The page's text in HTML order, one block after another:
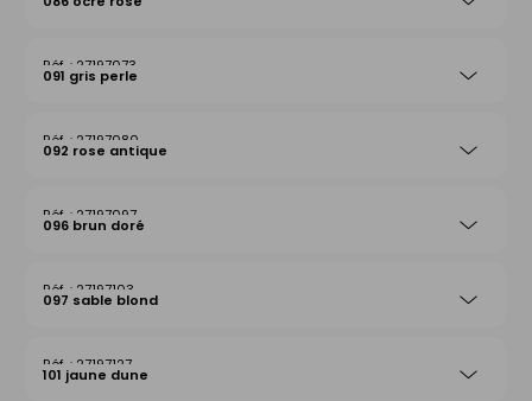
27197073
091 gris perle
27197080
092 rose antique
27197097
096 brun doré
27197103
097 sable blond
27197127
101 jaune dune